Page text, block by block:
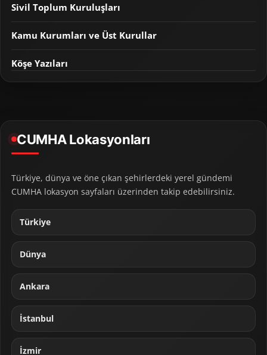
Sivil Toplum Kuruluşları
Kamu Kurumları ve Üst Kurullar
Köşe Yazıları
CUMHA Lokasyonları
Türkiye, dünya ve öne çıkan şehirlerdeki yerel gündemi
CUMHA lokasyon sayfaları üzerinden takip edebilirsiniz.
Türkiye
Dünya
Ankara
İstanbul
İzmir